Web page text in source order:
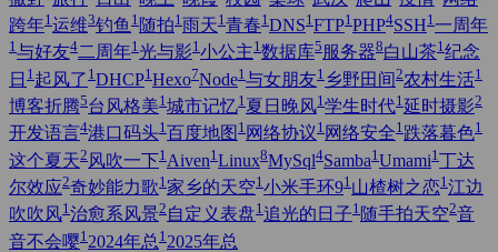
跨年1 运维3钓鱼 1 随拍1 雨天1 青春1 DNS1 FTP1 PHP4SSH1 一周年
1 与好友4二周年1 光与影1 小公主1 数据库5 服务器8白山茶1 纪念
日 1 起风了 1 DHCP1 Hexo7Node1 与女朋友1 乡野田间 2农村生活1
博客折腾5台风格美1 城市记忆1 夏日晚风1 学生时代1 延时摄影2
开发语言4港口码头1 百度地图 1 网络协议1 网络安全1 跌落暮色1
这个夏天2 风吹一下1 Aiven1 Linux8MySql4Samba1 Umami1 丁达
尔效应2奇妙能力歌1 家乡的天空1 小米手环91 山楂树之恋1 江边
吹吹风1 治愈系风景2 自定义表盘1 追光的日子1 随手拍天空2音
音不会嘤1 2024年总 1 2025年总